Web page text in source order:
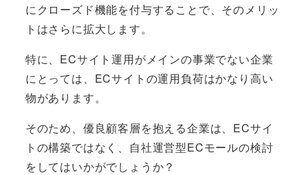
にクローズド機能を付与することで、そのメリッ
トはさらに拡大します。
特に、ECサイト運用がメインの事業でない企業
にとっては、ECサイトの運用負荷はかなり高い
物があります。
そのため、優良顧客層を抱える企業は、ECサイ
トの構築ではなく、自社運営型ECモールの検討
をしてはいかがでしょうか？